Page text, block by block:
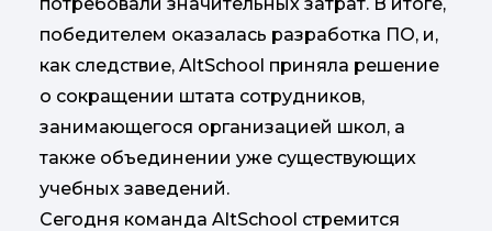
победителем оказалась разработка ПО, и,
как следствие, AltSchool приняла решение
о сокращении штата сотрудников,
занимающегося организацией школ, а
также объединении уже существующих
учебных заведений.
Сегодня команда AltSchool стремится